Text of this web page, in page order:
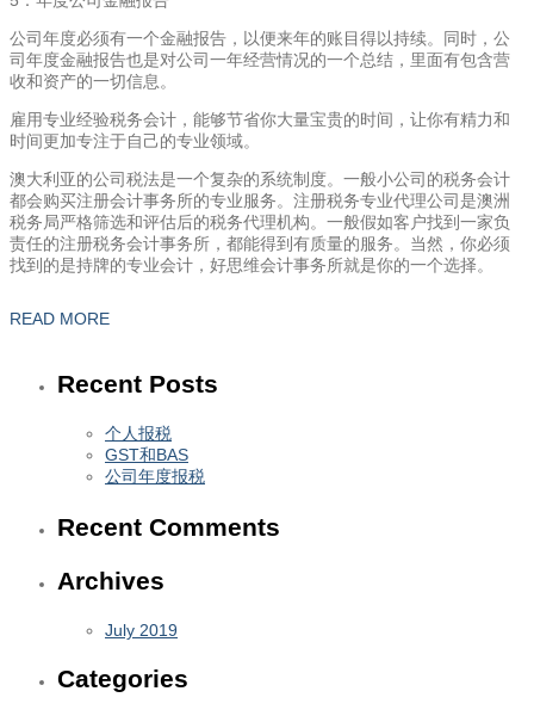
公司年度必须有一个金融报告，以便来年的账目得以持续。同时，公
司年度金融报告也是对公司一年经营情况的一个总结，里面有包含营
收和资产的一切信息。
雇用专业经验税务会计，能够节省你大量宝贵的时间，让你有精力和
时间更加专注于自己的专业领域。
澳大利亚的公司税法是一个复杂的系统制度。一般小公司的税务会计
都会购买注册会计事务所的专业服务。注册税务专业代理公司是澳洲
税务局严格筛选和评估后的税务代理机构。一般假如客户找到一家负
责任的注册税务会计事务所，都能得到有质量的服务。当然，你必须
找到的是持牌的专业会计，好思维会计事务所就是你的一个选择。
READ MORE
Recent Posts
个人报税
GST和BAS
公司年度报税
Recent Comments
Archives
July 2019
Categories